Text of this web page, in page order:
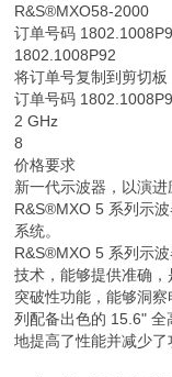
R&S®MXO58-2000
订单号码
1802.1008P92
将订单号复制到剪切板
订单号码
2 GHz
8
价格要求
新一代示波器，以演
R&S®MXO 5 系列示
系统。
R&S®MXO 5 系列示
技术，能够提供准确
突破性功能，能够洞
列配备出色的 15.6"
地提高了性能并减少了